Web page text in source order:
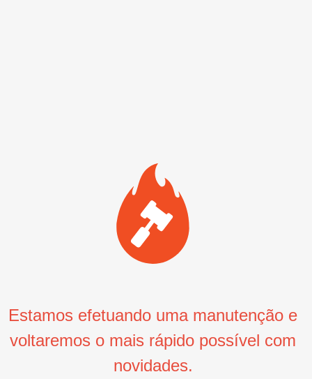
Estamos efetuando uma manutenção e
voltaremos o mais rápido possível com
novidades.